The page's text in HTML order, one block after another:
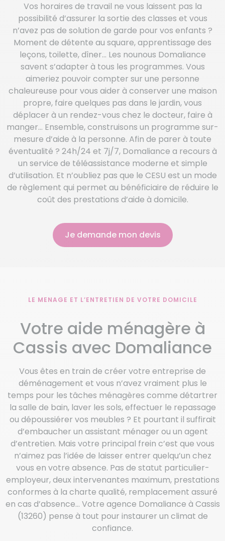
Vos horaires de travail ne vous laissent pas la
possibilité d’assurer la sortie des classes et vous
n’avez pas de solution de garde pour vos enfants ?
Moment de détente au square, apprentissage des
leçons, toilette, dîner… Les nounous Domaliance
savent s’adapter à tous les programmes. Vous
aimeriez pouvoir compter sur une personne
chaleureuse pour vous aider à conserver une maison
propre, faire quelques pas dans le jardin, vous
déplacer à un rendez-vous chez le docteur, faire à
manger… Ensemble, construisons un programme sur-
mesure d’aide à la personne. Afin de parer à toute
éventualité ? 24h/24 et 7j/7, Domaliance a recours à
un service de téléassistance moderne et simple
d’utilisation. Et n’oubliez pas que le CESU est un mode
de règlement qui permet au bénéficiaire de réduire le
coût des prestations d’aide à domicile.
Je demande mon devis
LE MENAGE ET L’ENTRETIEN DE VOTRE DOMICILE
Votre aide ménagère à
Cassis avec Domaliance
Vous êtes en train de créer votre entreprise de
déménagement et vous n’avez vraiment plus le
temps pour les tâches ménagères comme détartrer
la salle de bain, laver les sols, effectuer le repassage
ou dépoussiérer vos meubles ? Et pourtant il suffirait
d’embaucher un assistant ménager ou un agent
d’entretien. Mais votre principal frein c’est que vous
n’aimez pas l’idée de laisser entrer quelqu’un chez
vous en votre absence. Pas de statut particulier-
employeur, deux intervenantes maximum, prestations
conformes à la charte qualité, remplacement assuré
en cas d’absence… Votre agence Domaliance à Cassis
(13260) pense à tout pour instaurer un climat de
confiance.